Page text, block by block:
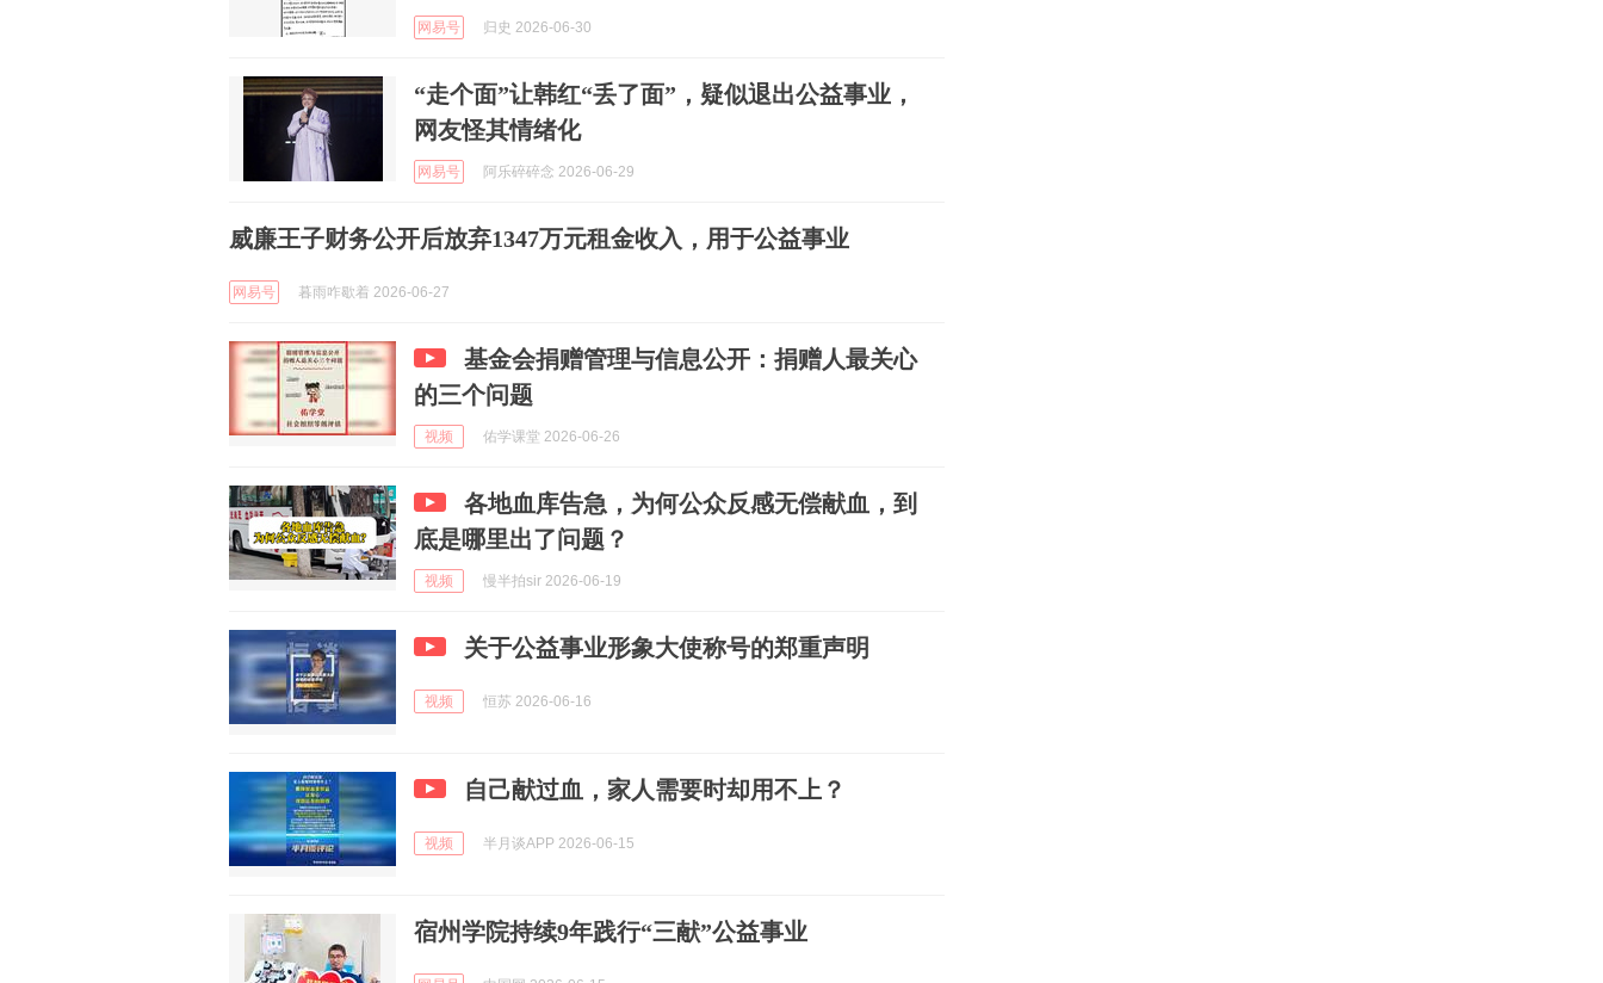
网易号 归史 2026-06-30
“走个面”让韩红“丢了面”，疑似退出公益事业，
网友怪其情绪化
网易号 阿乐碎碎念 2026-06-29
威廉王子财务公开后放弃1347万元租金收入，用于公益事业
网易号 暮雨咋歇着 2026-06-27
基金会捐赠管理与信息公开：捐赠人最关心
的三个问题
视频 佑学课堂 2026-06-26
各地血库告急，为何公众反感无偿献血，到
底是哪里出了问题？
视频 慢半拍sir 2026-06-19
关于公益事业形象大使称号的郑重声明
视频 恒苏 2026-06-16
自己献过血，家人需要时却用不上？
视频 半月谈APP 2026-06-15
宿州学院持续9年践行“三献”公益事业